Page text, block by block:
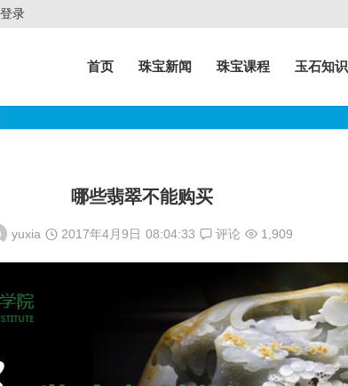
登录
首页 珠宝新闻 珠宝课程 玉石知识
哪些翡翠不能购买
yuxia 2017年4月9日 08:04:33 评论 1,909